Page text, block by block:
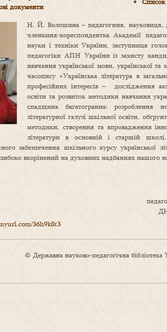
документи
Н. Й. Волошина – педагогиня, науковиця,
членкиня-кореспондентка Академії
науки і техніки України, заступниця
педагогіки АПН України із захисту
навчання української мови, української та
часопису «Українська література в
професійних інтересів – дослідження
освіти та розвиток методики навчання
спадщина багатогранна: розроблення
літературної галузі шкільної освіти,
методики, створення та впровадження
літератури в основній і старшій
забезпечення шкільного курсу української
вкорінений на духовних надбаннях нашого
36h9k8t3
© Державна науково-педагогічна